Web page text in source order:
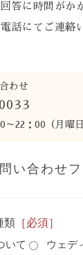
答に時間がか
話にてご連絡
わせ
22：00（月曜日
い合わせ
類 ［必須］
いて
ウェデ